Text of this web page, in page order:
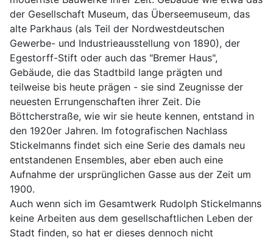
der Gesellschaft Museum, das Überseemuseum, das
alte Parkhaus (als Teil der Nordwestdeutschen
Gewerbe- und Industrieausstellung von 1890), der
Egestorff-Stift oder auch das "Bremer Haus",
Gebäude, die das Stadtbild lange prägten und
teilweise bis heute prägen - sie sind Zeugnisse der
neuesten Errungenschaften ihrer Zeit. Die
Böttcherstraße, wie wir sie heute kennen, entstand in
den 1920er Jahren. Im fotografischen Nachlass
Stickelmanns findet sich eine Serie des damals neu
entstandenen Ensembles, aber eben auch eine
Aufnahme der ursprünglichen Gasse aus der Zeit um
1900.
Auch wenn sich im Gesamtwerk Rudolph Stickelmanns
keine Arbeiten aus dem gesellschaftlichen Leben der
Stadt finden, so hat er dieses dennoch nicht